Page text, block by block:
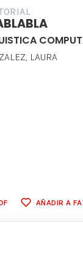
LAURA
AÑADIR A